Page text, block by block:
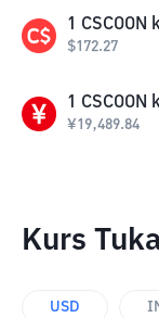
1 CSCOON
$172.27
1 CSCOON
¥19,489.84
Kurs
USD